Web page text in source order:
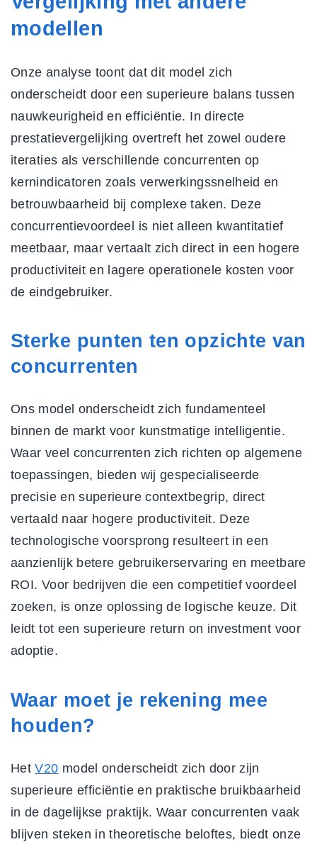
modellen
Onze analyse toont dat dit model zich
onderscheidt door een superieure balans tussen
nauwkeurigheid en efficiëntie. Indirecte
prestatievergelijking overtreft het zowel oudere
iteraties als verschillende concurrenten op
kernindicatoren zoals verwerkingssnelheid en
betrouwbaarheid bij complexe taken. Deze
concurrentievoordeel is niet alleen kwantitatief
meetbaar, maar vertaalt zich direct in een hogere
productiviteit en lagere operationele kosten voor
de eindgebruiker.
Sterke punten ten opzichte van
concurrenten
Ons model onderscheidt zich fundamenteel
binnen de markt voor kunstmatige intelligentie.
Waar veel concurrenten zich richten op algemene
toepassingen, bieden wij gespecialiseerde
precisie en superieure contextbegrip, direct
vertaald naar hogere productiviteit. Deze
technologische voorsprong resulteert in een
aanzienlijk betere gebruikerservaring en meetbare
ROI. Voor bedrijven die een competitief voordeel
zoeken, is onze oplossing de logische keuze. Dit
leidt tot een superieure return on investment voor
adoptie.
Waar moet je rekening mee
houden?
HetV20 model onderscheidt zich door zijn
superieure efficiëntie en praktische bruikbaarheid
in de dagelijkse praktijk. Waar concurrenten vaak
blijven steken in theoretische beloftes, biedt onze